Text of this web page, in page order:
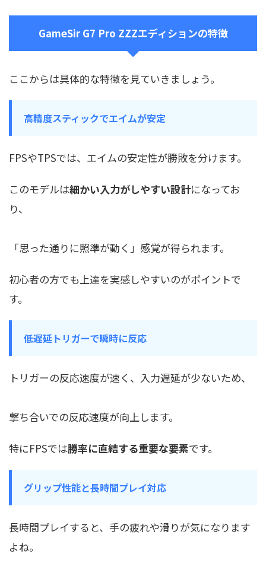
GameSir G7 Pro ZZZエディションの特徴
ここからは具体的な特徴を見ていきましょう。
高精度スティックでエイムが安定
FPSやTPSでは、エイムの安定性が勝敗を分けます。
このモデルは細かい入力がしやすい設計になってお
り、
「思った通りに照準が動く」感覚が得られます。
初心者の方でも上達を実感しやすいのがポイントで
す。
低遅延トリガーで瞬時に反応
トリガーの反応速度が速く、入力遅延が少ないため、
撃ち合いでの反応速度が向上します。
特にFPSでは勝率に直結する重要な要素です。
グリップ性能と長時間プレイ対応
長時間プレイすると、手の疲れや滑りが気になります
よね。